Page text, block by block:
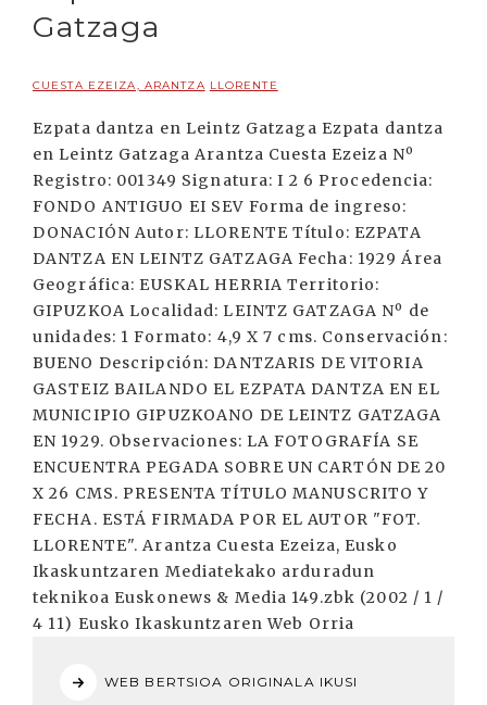
Gatzaga
CUESTA EZEIZA, ARANTZA LLORENTE
Ezpata dantza en Leintz Gatzaga Ezpata dantza
en Leintz Gatzaga Arantza Cuesta Ezeiza Nº
Registro: 001349 Signatura: I 2 6 Procedencia:
FONDO ANTIGUO EI SEV Forma de ingreso:
DONACIÓN Autor: LLORENTE Título: EZPATA
DANTZA EN LEINTZ GATZAGA Fecha: 1929 Área
Geográfica: EUSKAL HERRIA Territorio:
GIPUZKOA Localidad: LEINTZ GATZAGA Nº de
unidades: 1 Formato: 4,9 X 7 cms. Conservación:
BUENO Descripción: DANTZARIS DE VITORIA
GASTEIZ BAILANDO EL EZPATA DANTZA EN EL
MUNICIPIO GIPUZKOANO DE LEINTZ GATZAGA
EN 1929. Observaciones: LA FOTOGRAFÍA SE
ENCUENTRA PEGADA SOBRE UN CARTÓN DE 20
X 26 CMS. PRESENTA TÍTULO MANUSCRITO Y
FECHA. ESTÁ FIRMADA POR EL AUTOR "FOT.
LLORENTE". Arantza Cuesta Ezeiza, Eusko
Ikaskuntzaren Mediatekako arduradun
teknikoa Euskonews & Media 149.zbk (2002 / 1 /
4 11) Eusko Ikaskuntzaren Web Orria
WEB BERTSIOA ORIGINALA IKUSI